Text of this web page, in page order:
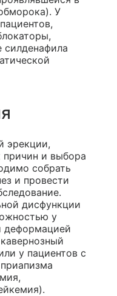
У
силденафила
эрекции,
и выбора
собрать
и провести
дисфункции
у
деформацией
у пациентов с